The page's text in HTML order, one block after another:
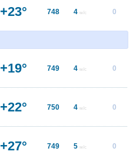
+23° 748 4 м/с 0
+19° 749 4 м/с 0
+22° 750 4 м/с 0
+27° 749 5 м/с 0